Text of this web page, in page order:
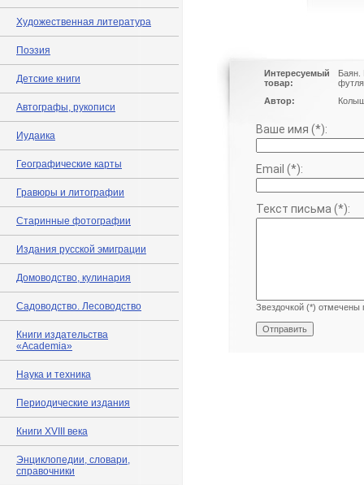
Художественная литература
Поэзия
Детские книги
Автографы, рукописи
Иудаика
Географические карты
Гравюры и литографии
Старинные фотографии
Издания русской эмиграции
Домоводство, кулинария
Садоводство. Лесоводство
Книги издательства
«Academia»
Наука и техника
Периодические издания
Книги XVIII века
Энциклопедии, словари,
справочники
Интересуемый
товар:
Баян.
Автор:
Ваше имя (*):
Email (*):
Текст письма (*):
Звездочкой (*) отмечены